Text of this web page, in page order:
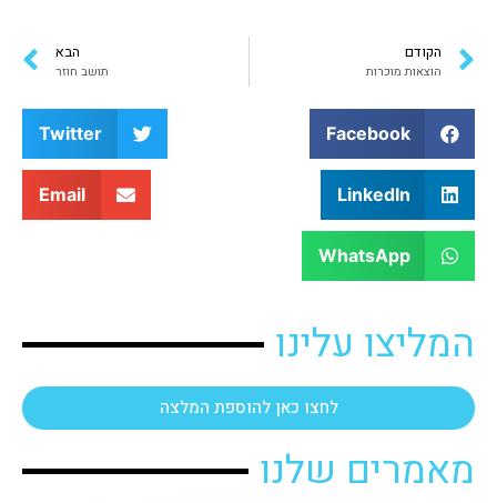
הקודם
הוצאות מוכרות
הבא
תושב חוזר
Facebook
Twitter
LinkedIn
Email
WhatsApp
המליצו עלינו
לחצו כאן להוספת המלצה
מאמרים שלנו